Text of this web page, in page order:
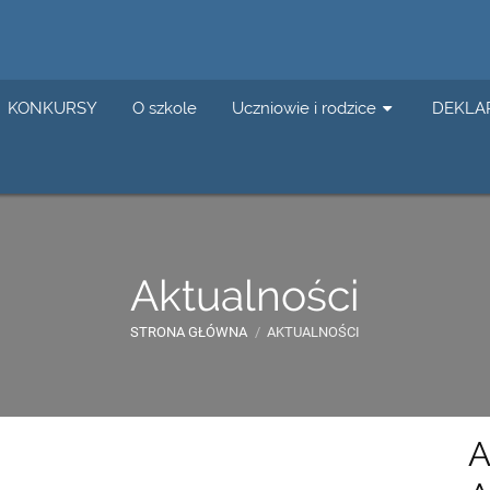
KONKURSY O szkole Uczniowie i rodzice
Aktualności
STRONA GŁÓWNA / AKTUALNOŚCI